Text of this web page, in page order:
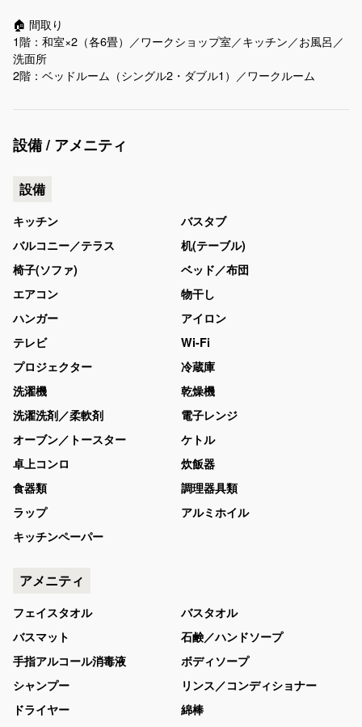
🏠 間取り
1階：和室×2（各6畳）／ワークショップ室／キッチン／お風呂／
洗面所
2階：ベッドルーム（シングル2・ダブル1）／ワークルーム
設備 / アメニティ
設備
キッチン
バスタブ
バルコニー／テラス
机(テーブル)
椅子(ソファ)
ベッド／布団
エアコン
物干し
ハンガー
アイロン
テレビ
Wi-Fi
プロジェクター
冷蔵庫
洗濯機
乾燥機
洗濯洗剤／柔軟剤
電子レンジ
オーブン／トースター
ケトル
卓上コンロ
炊飯器
食器類
調理器具類
ラップ
アルミホイル
キッチンペーパー
アメニティ
フェイスタオル
バスタオル
バスマット
石鹸／ハンドソープ
手指アルコール消毒液
ボディソープ
シャンプー
リンス／コンディショナー
ドライヤー
綿棒